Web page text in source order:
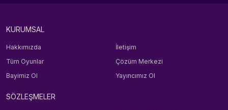
KURUMSAL
Hakkımızda
İletişim
Tüm Oyunlar
Çözüm Merkezi
Bayimiz Ol
Yayıncımız Ol
SÖZLEŞMELER